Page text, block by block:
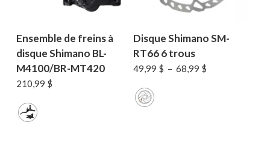
Ensemble de freins à
disque Shimano BL-
M4100/BR-MT420
210,99 $
Disque Shimano SM-
RT66 6 trous
49,99 $ – 68,99 $